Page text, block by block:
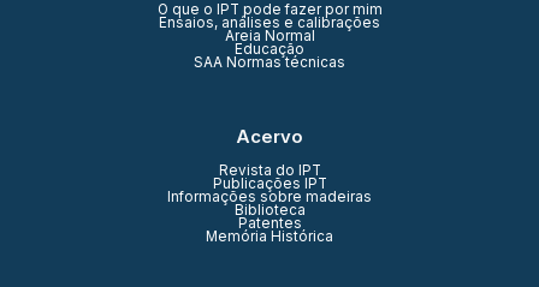
O que o IPT pode fazer por mim
Ensaios, análises e calibrações
Areia Normal
Educação
SAA Normas técnicas
Acervo
Revista do IPT
Publicações IPT
Informações sobre madeiras
Biblioteca
Patentes
Memória Histórica